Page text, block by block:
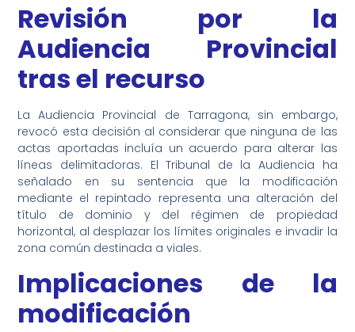
Revisión por la
Audiencia Provincial
tras el recurso
La Audiencia Provincial de Tarragona, sin embargo,
revocó esta decisión al considerar que ninguna de las
actas aportadas incluía un acuerdo para alterar las
líneas delimitadoras. El Tribunal de la Audiencia ha
señalado en su sentencia que la modificación
mediante el repintado representa una alteración del
título de dominio y del régimen de propiedad
horizontal, al desplazar los límites originales e invadir la
zona común destinada a viales.
Implicaciones de la
modificación